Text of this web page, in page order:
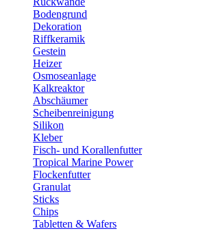
Bodengrund
Dekoration
Riffkeramik
Gestein
Heizer
Osmoseanlage
Kalkreaktor
Abschäumer
Scheibenreinigung
Silikon
Kleber
Fisch- und Korallenfutter
Tropical Marine Power
Flockenfutter
Granulat
Sticks
Chips
Tabletten & Wafers